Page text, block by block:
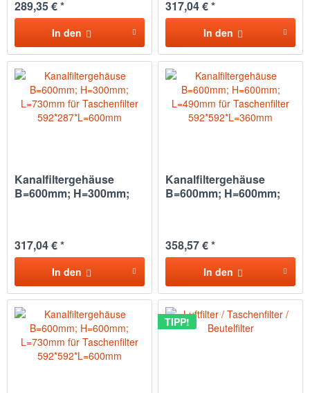
289,35 € *
In den
317,04 € *
In den
Kanalfiltergehäuse
B=600mm; H=300mm;
317,04 € *
In den
Kanalfiltergehäuse
B=600mm; H=600mm;
358,57 € *
In den
TIPP!